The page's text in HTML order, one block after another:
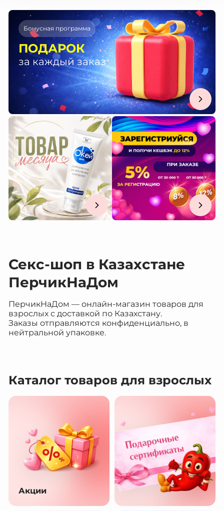
Бонусная программа
ПОДАРОК
за каждый заказ
Секс-шоп в Казахстане
ПерчикНаДом
ПерчикНаДом — онлайн-магазин товаров для
взрослых с доставкой по Казахстану.
Заказы отправляются конфиденциально, в
нейтральной упаковке.
Каталог товаров для взрослых
Акции